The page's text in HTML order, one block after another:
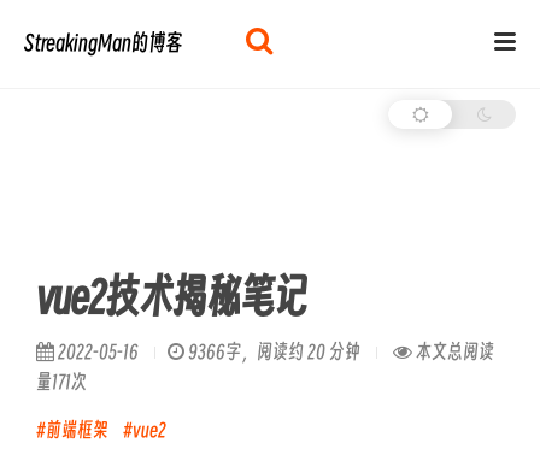
StreakingMan的博客
vue2技术揭秘笔记
2022-05-16 9366字，阅读约 20 分钟
本文总阅读
量171次
#前端框架
#vue2